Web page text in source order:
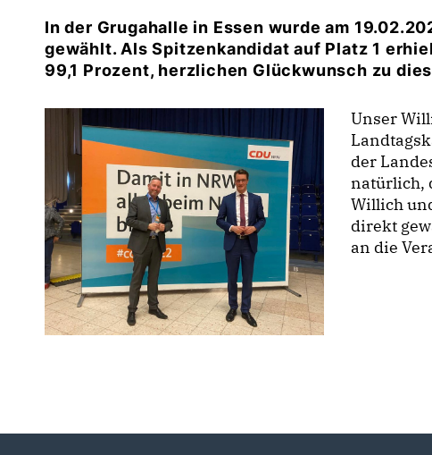
In der Grugahalle in Essen wurde am
gewählt. Als Spitzenkandidat auf Platz 1
99,1 Prozent, herzlichen Glückwunsch zu
Unser
der
natürlich,
Willich
direkt
an die